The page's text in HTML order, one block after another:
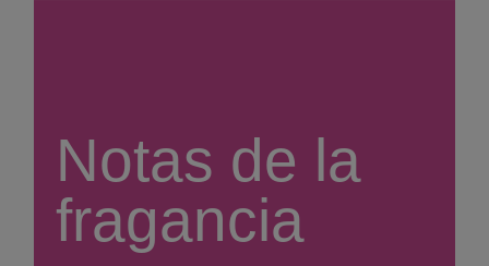
Notas de la
fragancia